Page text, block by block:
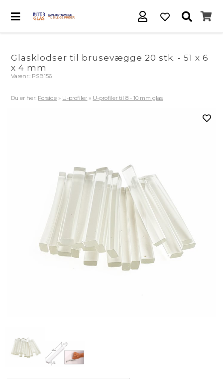
Glasklodser til brusevægge 20 stk. - 51 x 6
x 4 mm
Varenr.: PSB156
Du er her: Forside » U-profiler » U-profiler til 8 - 10 mm glas